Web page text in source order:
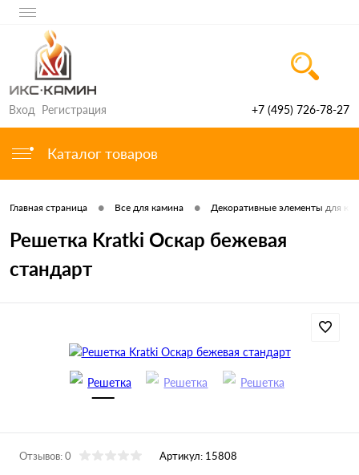
Вход Регистрация +7 (495) 726-78-27
Каталог товаров
Главная страница • Все для камина • Декоративные элементы для
Решетка Kratki Оскар бежевая
стандарт
Отзывов: 0 Артикул: 15808